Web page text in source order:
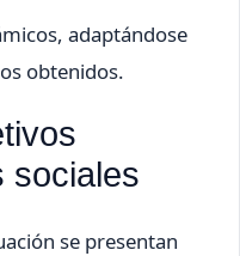
adaptándose
obtenidos.
sociales
se presentan